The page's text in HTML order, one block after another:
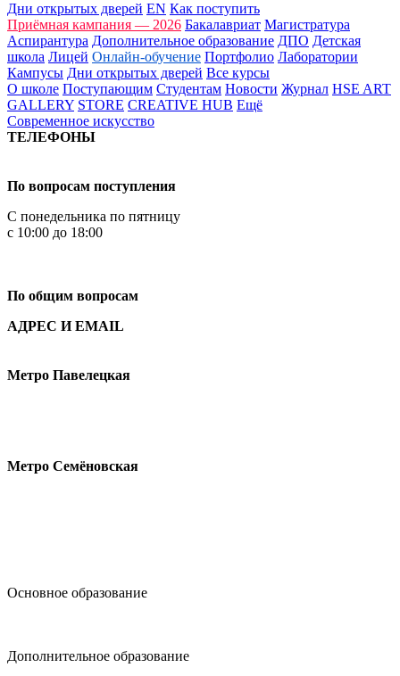
Дни открытых дверей EN Как поступить
Приёмная кампания — 2026 Бакалавриат Магистратура
Аспирантура Дополнительное образование ДПО Детская
школа Лицей Онлайн-обучение Портфолио Лаборатории
Кампусы Дни открытых дверей Все курсы
О школе Поступающим Студентам Новости Журнал HSE ART
GALLERY STORE CREATIVE HUB Ещё
Современное искусство
ТЕЛЕФОНЫ
По вопросам поступления
С понедельника по пятницу
с 10:00 до 18:00
По общим вопросам
АДРЕС И EMAIL
Метро Павелецкая
Метро Семёновская
Основное образование
Дополнительное образование